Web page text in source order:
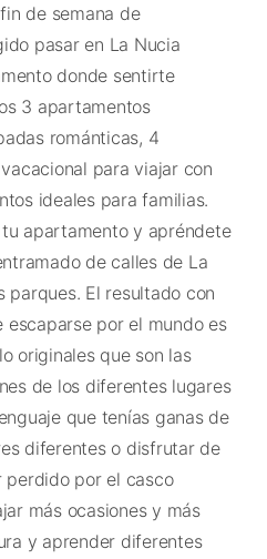
de semana de
pasar en La Nucia
donde sentirte
3 apartamentos
románticas, 4
para viajar con
ideales para familias.
apartamento y apréndete
de calles de La
parques. El resultado con
escaparse por el mundo es
originales que son las
de los diferentes lugares
que tenías ganas de
diferentes o disfrutar de
perdido por el casco
más ocasiones y más
y aprender diferentes